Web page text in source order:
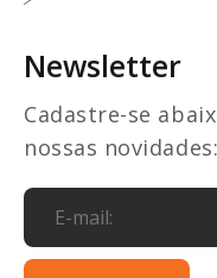
Newsletter
Cadastre-se
nossas novidades: